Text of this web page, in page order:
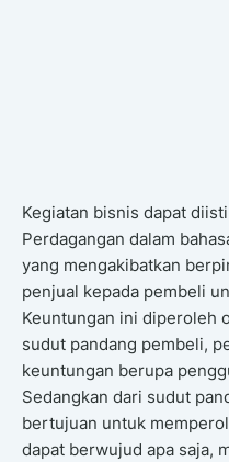
Kegiatan bisnis dapat
Perdagangan dalam
yang mengakibatkan
penjual kepada pembeli
Keuntungan ini diperoleh
sudut pandang pembeli,
keuntungan berupa
Sedangkan dari sudut
bertujuan untuk
dapat berwujud apa saja,